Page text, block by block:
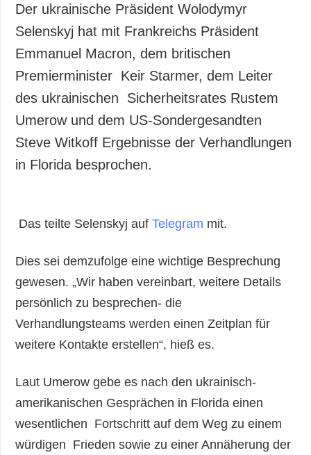
Der ukrainische Präsident Wolodymyr
Selenskyj hat mit Frankreichs Präsident
Emmanuel Macron, dem britischen
Premierminister Keir Starmer, dem Leiter
des ukrainischen Sicherheitsrates Rustem
Umerow und dem US-Sondergesandten
Steve Witkoff Ergebnisse der Verhandlungen
in Florida besprochen.
Das teilte Selenskyj aufTelegram mit.
Dies sei demzufolge eine wichtige Besprechung
gewesen. „Wir haben vereinbart, weitere Details
persönlich zu besprechen- die
Verhandlungsteams werden einen Zeitplan für
weitere Kontakte erstellen“, hieß es.
Laut Umerow gebe es nach den ukrainisch-
amerikanischen Gesprächen in Florida einen
wesentlichen Fortschritt auf dem Weg zu einem
würdigen Frieden sowie zu einer Annäherung der